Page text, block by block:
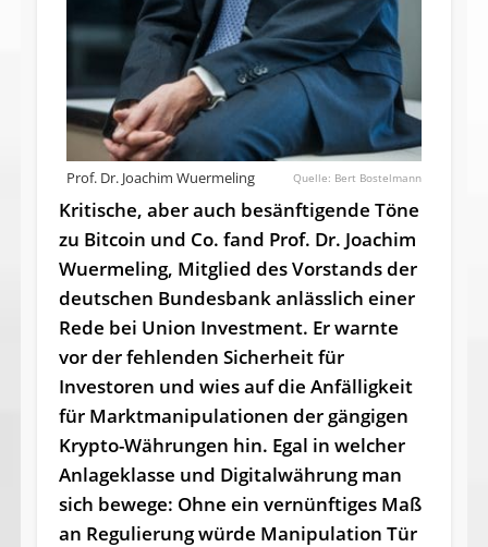
Prof. Dr. Joachim Wuermeling Bert Bostelmann
Kritische, aber auch besänftigende Töne
zu Bitcoin und Co. fand Prof. Dr. Joachim
Wuermeling, Mitglied des Vorstands der
deutschen Bundesbank anlässlich einer
Rede bei Union Investment. Er warnte
vor der fehlenden Sicherheit für
Investoren und wies auf die Anfälligkeit
für Marktmanipulationen der gängigen
Krypto-Währungen hin. Egal in welcher
Anlageklasse und Digitalwährung man
sich bewege: Ohne ein vernünftiges Maß
an Regulierung würde Manipulation Tür